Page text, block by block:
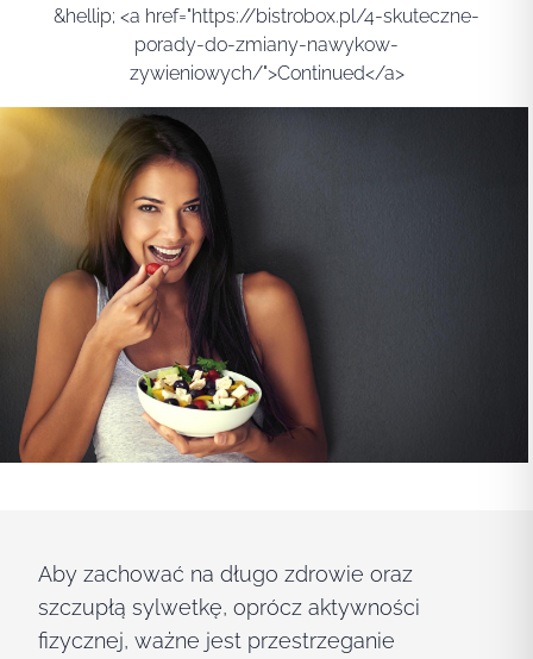
&hellip; <a href="https://bistrobox.pl/4-skuteczne-
porady-do-zmiany-nawykow-
zywieniowych/">Continued</a>
Aby zachować na długo zdrowie oraz
szczupłą sylwetkę, oprócz aktywności
fizycznej, ważne jest przestrzeganie